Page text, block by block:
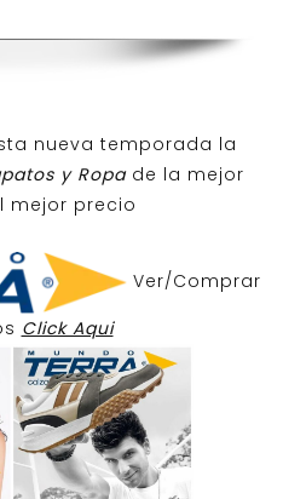
nueva temporada la
y Ropa de la mejor
mejor precio
Ver/Comprar
Click Aqui